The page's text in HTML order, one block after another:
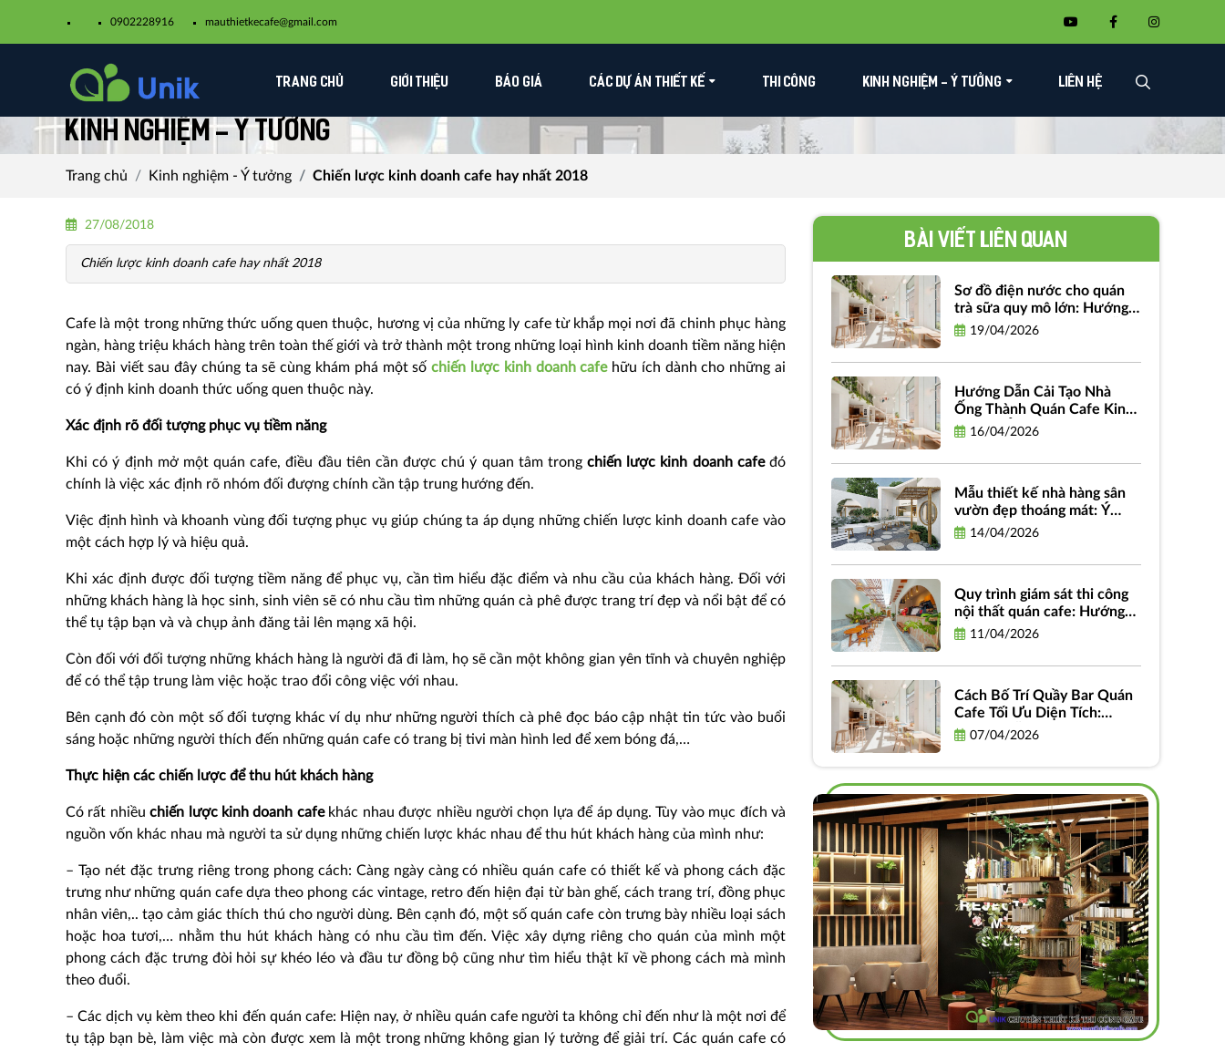
0902228916 mauthietkecafe@gmail.com​
TRANG CHỦ GIỚI THIỆU BÁO GIÁ CÁC DỰ ÁN THIẾT KẾ THI CÔNG KINH NGHIỆM - Ý TƯỞNG LIÊN HỆ
Kinh nghiệm - Ý tưởng
Trang chủ Kinh nghiệm - Ý tưởng Chiến lược kinh doanh cafe hay nhất 2018
27/08/2018
Chiến lược kinh doanh cafe hay nhất 2018
Cafe là một trong những thức uống quen thuộc, hương vị của những ly cafe từ khắp mọi nơi đã chinh phục hàng
ngàn, hàng triệu khách hàng trên toàn thế giới và trở thành một trong những loại hình kinh doanh tiềm năng hiện
nay. Bài viết sau đây chúng ta sẽ cùng khám phá một sốchiến lược kinh doanh cafe hữu ích dành cho những ai
có ý định kinh doanh thức uống quen thuộc này.
Xác định rõ đối tượng phục vụ tiềm năng
Khi có ý định mở một quán cafe, điều đầu tiên cần được chú ý quan tâm trongchiến lược kinh doanh cafeđó
chính là việc xác định rõ nhóm đối đượng chính cần tập trung hướng đến.
Việc định hình và khoanh vùng đối tượng phục vụ giúp chúng ta áp dụng những chiến lược kinh doanh cafe vào
một cách hợp lý và hiệu quả.
Khi xác định được đối tượng tiềm năng để phục vụ, cần tìm hiểu đặc điểm và nhu cầu của khách hàng. Đối với
những khách hàng là học sinh, sinh viên sẽ có nhu cầu tìm những quán cà phê được trang trí đẹp và nổi bật để có
thể tụ tập bạn và và chụp ảnh đăng tải lên mạng xã hội.
Còn đối với đối tượng những khách hàng là người đã đi làm, họ sẽ cần một không gian yên tĩnh và chuyên nghiệp
để có thể tập trung làm việc hoặc trao đổi công việc với nhau.
Bên cạnh đó còn một số đối tượng khác ví dụ như những người thích cà phê đọc báo cập nhật tin tức vào buổi
sáng hoặc những người thích đến những quán cafe có trang bị tivi màn hình led để xem bóng đá,…
Thực hiện các chiến lược để thu hút khách hàng
Có rất nhiềuchiến lược kinh doanh cafekhác nhau được nhiều người chọn lựa để áp dụng. Tùy vào mục đích và
nguồn vốn khác nhau mà người ta sử dụng những chiến lược khác nhau để thu hút khách hàng của mình như:
– Tạo nét đặc trưng riêng trong phong cách: Càng ngày càng có nhiều quán cafe có thiết kế và phong cách đặc
trưng như những quán cafe dựa theo phong các vintage, retro đến hiện đại từ bàn ghế, cách trang trí, đồng phục
nhân viên,.. tạo cảm giác thích thú cho người dùng. Bên cạnh đó, một số quán cafe còn trưng bày nhiều loại sách
hoặc hoa tươi,… nhằm thu hút khách hàng có nhu cầu tìm đến. Việc xây dựng riêng cho quán của mình một
phong cách đặc trưng đòi hỏi sự khéo léo và đầu tư đồng bộ cũng như tìm hiểu thật kĩ về phong cách mà mình
theo đuổi.
– Các dịch vụ kèm theo khi đến quán cafe: Hiện nay, ở nhiều quán cafe người ta không chỉ đến như là một nơi để
tụ tập bạn bè, làm việc mà còn được xem là một trong những không gian lý tưởng để giải trí. Các quán cafe có
Bài viết liên quan
Sơ đồ điện nước cho quán
trà sữa quy mô lớn: Hướng
dẫn chi tiết và bản vẽ miễn
19/04/2026
Hướng Dẫn Cải Tạo Nhà
Ống Thành Quán Cafe Kinh
Doanh: Ý Tưởng, Quy Trình
16/04/2026
Mẫu thiết kế nhà hàng sân
vườn đẹp thoáng mát: Ý
tưởng, phong cách và hình
14/04/2026
Quy trình giám sát thi công
nội thất quán cafe: Hướng
dẫn chi tiết từ A-Z dành cho
11/04/2026
Cách Bố Trí Quầy Bar Quán
Cafe Tối Ưu Diện Tích:
Hướng Dẫn Thiết Kế Hiệu
07/04/2026